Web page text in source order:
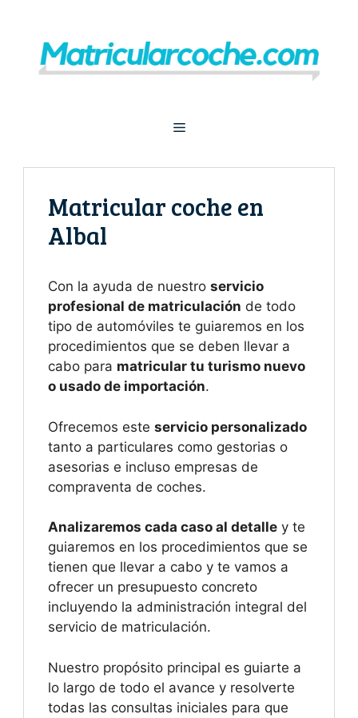
contenido
Menú
Matricular coche en
Albal
Con la ayuda de nuestro servicio
profesional de matriculación de todo
tipo de automóviles te guiaremos en los
procedimientos que se deben llevar a
cabo para matricular tu turismo nuevo
o usado de importación.
Ofrecemos este servicio personalizado
tanto a particulares como gestorias o
asesorias e incluso empresas de
compraventa de coches.
Analizaremos cada caso al detalle y te
guiaremos en los procedimientos que se
tienen que llevar a cabo y te vamos a
ofrecer un presupuesto concreto
incluyendo la administración integral del
servicio de matriculación.
Nuestro propósito principal es guiarte a
lo largo de todo el avance y resolverte
todas las consultas iniciales para que